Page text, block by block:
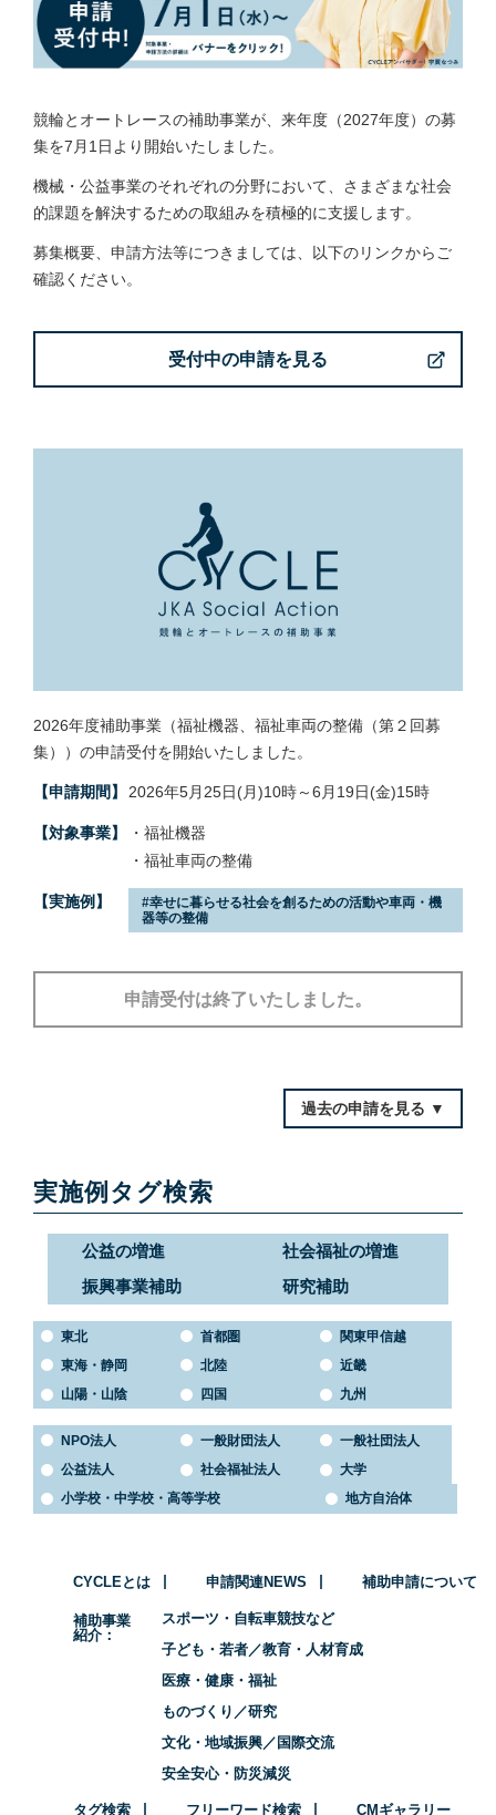
競輪とオートレースの補助事業が、来年度（2027年度）の募
集を7月1日より開始いたしました。
機械・公益事業のそれぞれの分野において、さまざまな社会
的課題を解決するための取組みを積極的に支援します。
募集概要、申請方法等につきましては、以下のリンクからご
確認ください。
受付中の申請を見る
2026年度補助事業（福祉機器、福祉車両の整備（第２回募
集））の申請受付を開始いたしました。
【申請期間】 2026年5月25日(月)10時～6月19日(金)15時
【対象事業】
・福祉機器
・福祉車両の整備
【実施例】
幸せに暮らせる社会を創るための活動や車両・機
器等の整備
申請受付は終了いたしました。
過去の申請を見る ▼
実施例タグ検索
公益の増進
社会福祉の増進
振興事業補助
研究補助
東北 首都圏
関東甲信越
東海・静岡
北陸
近畿
山陽・山陰
四国 九州
NPO法人 一般財団法人
一般社団法人
公益法人
社会福祉法人
大学
小学校・中学校・高等学校
地方自治体
CYCLEとは 申請関連NEWS 補助申請について
補助事業
紹介
スポーツ・自転車競技など
子ども・若者／教育・人材育成
医療・健康・福祉
ものづくり／研究
文化・地域振興／国際交流
安全安心・防災減災
タグ検索 フリーワード検索 CMギャラリー